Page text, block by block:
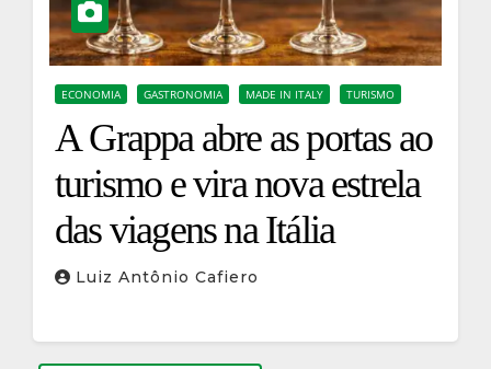
ECONOMIA GASTRONOMIA MADE IN ITALY TURISMO
A Grappa abre as portas ao
turismo e vira nova estrela
das viagens na Itália
Luiz Antônio Cafiero